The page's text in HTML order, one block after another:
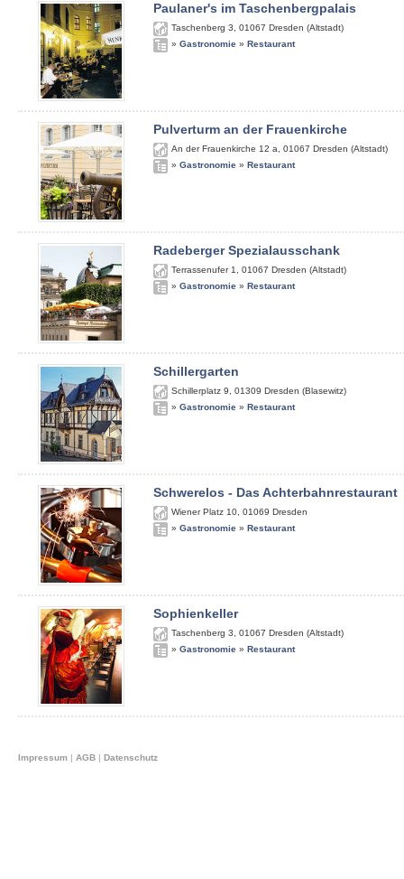
Paulaner's im Taschenbergpalais
Taschenberg 3 01067 Dresden (Altstadt)
» Gastronomie » Restaurant
Pulverturm an der Frauenkirche
An der Frauenkirche 12 a 01067 Dresden (Altstadt)
» Gastronomie » Restaurant
Radeberger Spezialausschank
Terrassenufer 1 01067 Dresden (Altstadt)
» Gastronomie » Restaurant
Schillergarten
Schillerplatz 9 01309 Dresden (Blasewitz)
» Gastronomie » Restaurant
Schwerelos - Das Achterbahnrestaurant
Wiener Platz 10 01069 Dresden
» Gastronomie » Restaurant
Sophienkeller
Taschenberg 3 01067 Dresden (Altstadt)
» Gastronomie » Restaurant
Impressum | AGB | Datenschutz